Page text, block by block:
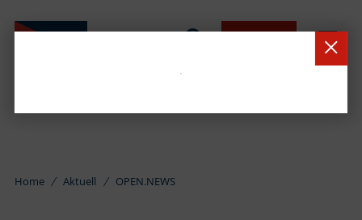
Home Aktuell OPEN.NEWS